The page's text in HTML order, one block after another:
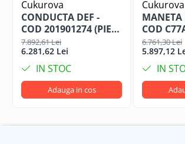
Cukurova
CONDUCTA DEF -
COD 201901274 (PIESE
CUKUROVA)
7.892,61 Lei
6.281,62 Lei
IN STOC
Adauga in cos
Cukurova
MANETA
COD
6.761,30 Lei
5.897,12
IN